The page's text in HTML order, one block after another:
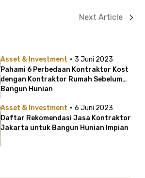
Next Article
Asset & Investment · 3 Juni 2023
Pahami 6 Perbedaan Kontraktor Kost
dengan Kontraktor Rumah Sebelum
Bangun Hunian
Asset & Investment · 6 Juni 2023
Daftar Rekomendasi Jasa Kontraktor
Jakarta untuk Bangun Hunian Impian